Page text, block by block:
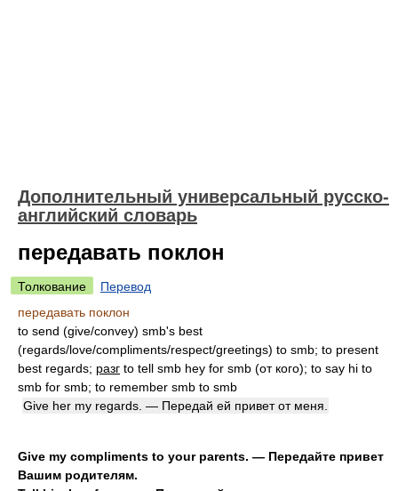
Дополнительный универсальный русско-
английский словарь
передавать поклон
Толкование
Перевод
передавать поклон
to send (give/convey) smb's best
(regards/love/compliments/respect/greetings) to smb; to present
best regards; разг to tell smb hey for smb (от кого); to say hi to
smb for smb; to remember smb to smb
Give her my regards. — Передай ей привет от меня.
Give my compliments to your parents. — Передайте привет
Вашим родителям.